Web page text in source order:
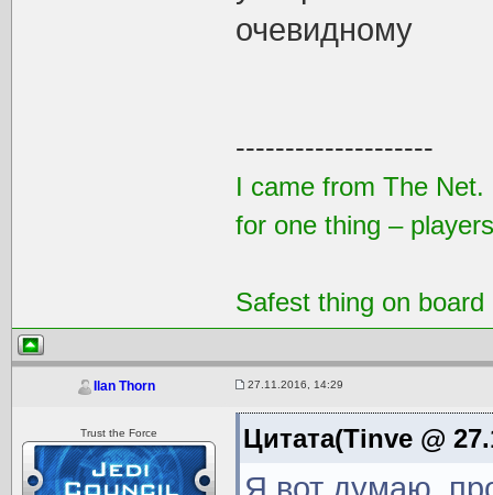
очевидному
--------------------
I came from The
for one thing –
Safest thing on board
Ilan Thorn 27.11.2016, 14:29
Trust the Force Цитата(Tinve @